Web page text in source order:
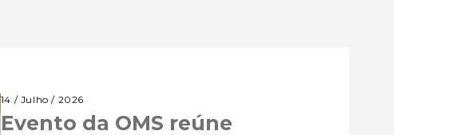
14 / Julho / 2026
Evento da OMS reúne